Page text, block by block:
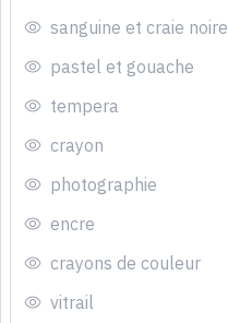
sanguine et craie noire
pastel et gouache
tempera
crayon
photographie
encre
crayons de couleur
vitrail